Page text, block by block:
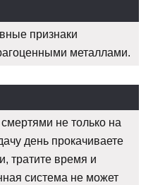
признаки
металлами.
не только на
день прокачиваете
тратите время и
система не может